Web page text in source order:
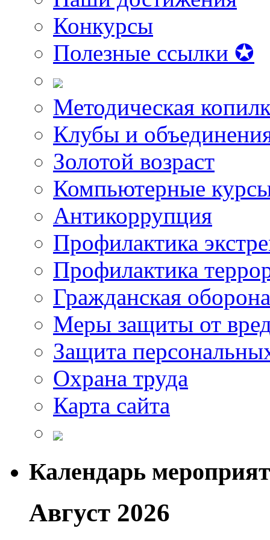
Конкурсы
Полезные ссылки ✪
Методическая
Клубы и
Золотой возраст
Компьютерные
Антикоррупция
Профилактика
Профилактика
Гражданская оборона
Меры защиты от
Защита
Охрана труда
Карта сайта
Календарь
Август 2026